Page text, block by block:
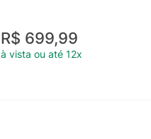
R$ 699,99
à vista ou até 12x